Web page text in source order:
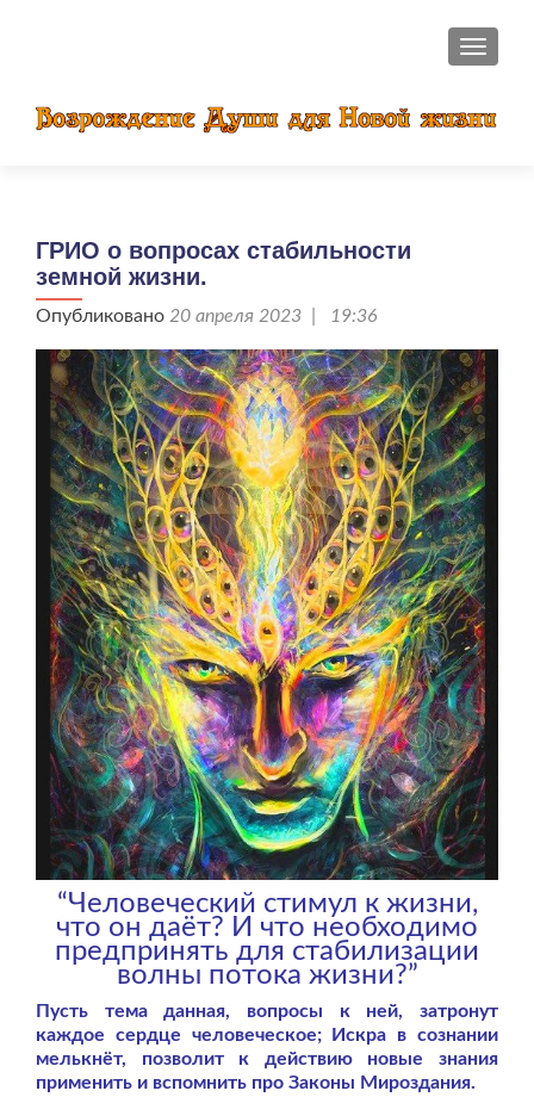
ГРИО о вопросах стабильности
земной жизни.
Опубликовано 20 апреля 2023 | 19:36
“Человеческий стимул к жизни,
что он даёт? И что необходимо
предпринять для стабилизации
волны потока жизни?”
Пусть тема данная, вопросы к ней, затронут
каждое сердце человеческое; Искра в сознании
мелькнёт, позволит к действию новые знания
применить и вспомнить про Законы Мироздания.